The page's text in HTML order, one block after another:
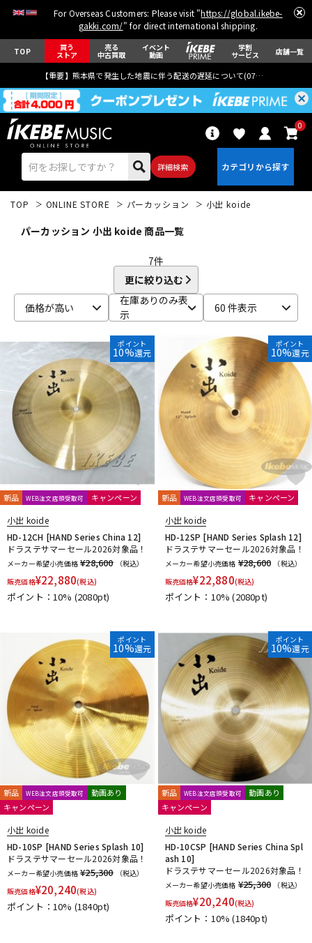
For Overseas Customers: Please visit "https://global.ikebe-
gakki.com/" for direct international shipping.
TOP 買う
ストア
売る
中古買取
イベント
動画
学割
サービス 店舗一覧
【重要】熊本県で発生した地震に伴う配送の遅延について(07月29日
詳細検索
0
ウクレレ
ドラム パーカッション
キーボード 電子ピアノ
管楽器 その他楽器
アンプ エフェクター
DJ機器 DTM
DTM オンライン納品 レコーディング機器
配信/ライブ機器 楽器アクセサリ
中古 ヴィンテージ
TOP ONLINE STORE パーカッション 小出 koide
パーカッション 小出 koide 商品一覧
7件
更に絞り込む
価格が高い
在庫ありのみ表
示
60 件表示
ポイント
10%還元
新品 WEB注文店頭受取可 キャンペーン
小出 koide
HD-12CH [HAND Series China 12]
ドラステサマーセール2026対象品！
メーカー希望小売価格 ¥28,600
（税込）
販売価格¥22,880(税込)
ポイント：10% (2080pt)
ポイント
10%還元
新品 WEB注文店頭受取可 キャンペーン
小出 koide
HD-12SP [HAND Series Splash 12]
ドラステサマーセール2026対象品！
メーカー希望小売価格 ¥28,600
（税込）
販売価格¥22,880(税込)
ポイント：10%(2080pt)
ポイント
10%還元
新品 WEB注文店頭受取可
動画あり
キャンペーン
小出 koide
HD-10SP [HAND Series Splash 10]
ドラステサマーセール2026対象品！
メーカー希望小売価格 ¥25,300
（税込）
販売価格¥20,240(税込)
ポイント：10% (1840pt)
ポイント
10%還元
新品 WEB注文店頭受取可
動画あり
キャンペーン
小出 koide
HD-10CSP [HAND Series China Spl
ash 10]
ドラステサマーセール2026対象品！
メーカー希望小売価格 ¥25,300
（税込）
販売価格¥20,240(税込)
ポイント：10%(1840pt)